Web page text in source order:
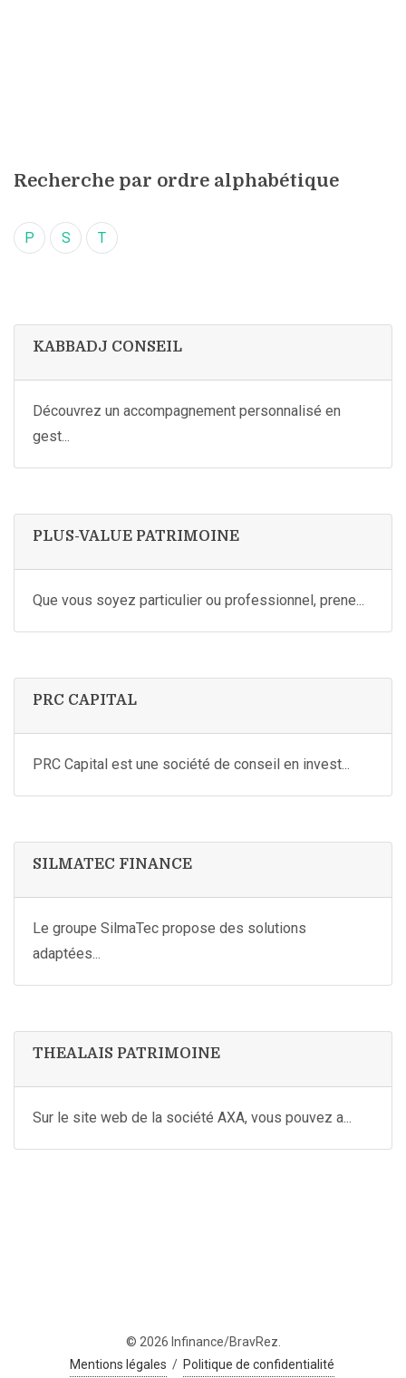
Recherche par ordre alphabétique
P S T
KABBADJ CONSEIL
Découvrez un accompagnement personnalisé en
gest...
PLUS-VALUE PATRIMOINE
Que vous soyez particulier ou professionnel, prene...
PRC CAPITAL
PRC Capital est une société de conseil en invest...
SILMATEC FINANCE
Le groupe SilmaTec propose des solutions
adaptées...
THEALAIS PATRIMOINE
Sur le site web de la société AXA, vous pouvez a...
© 2026 Infinance/BravRez.
Mentions légales / Politique de confidentialité